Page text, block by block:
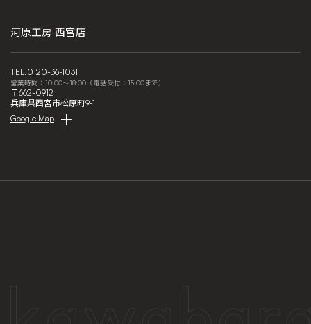
河原工房 西宮店
TEL:0120-36-1031
営業時間：10:00～18:00（電話受付：15:00まで）
〒662-0912
兵庫県西宮市松原町9-1
Google Map